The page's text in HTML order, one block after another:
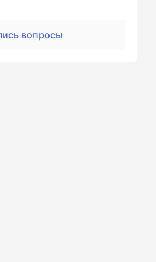
вопросы